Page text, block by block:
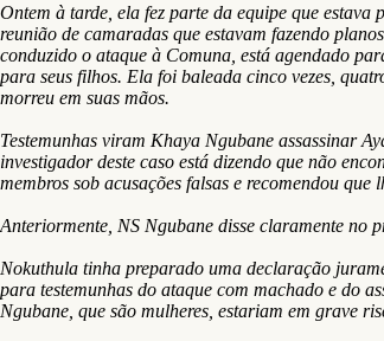
Ontem à tarde, ela fez parte da equipe que
reunião de camaradas que estavam fazendo
conduzido o ataque à Comuna, está agendado
para seus filhos. Ela foi baleada cinco vezes,
morreu em suas mãos.
Testemunhas viram Khaya Ngubane assassinar
investigador deste caso está dizendo que não
membros sob acusações falsas e recomendou que
Anteriormente, NS Ngubane disse claramente no
Nokuthula tinha preparado uma declaração
para testemunhas do ataque com machado e do
Ngubane, que são mulheres, estariam em grave